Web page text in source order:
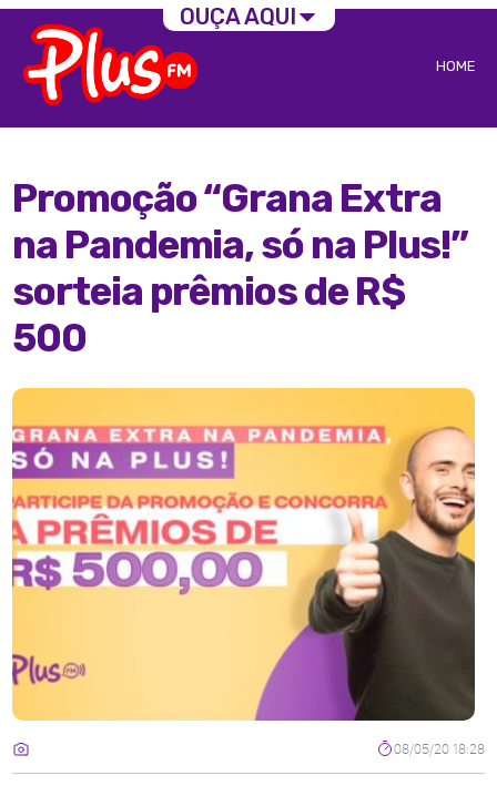
HOME
Promoção “Grana Extra
na Pandemia, só na Plus!”
sorteia prêmios de R$
500
08/05/20 18:28
OUÇA AQUI